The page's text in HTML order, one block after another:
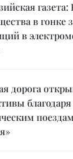
в гонке
в
дорога
благодаря